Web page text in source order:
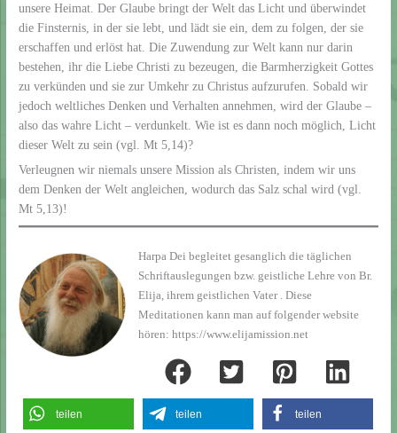
unsere Heimat. Der Glaube bringt der Welt das Licht und überwindet
die Finsternis, in der sie lebt, und lädt sie ein, dem zu folgen, der sie
erschaffen und erlöst hat. Die Zuwendung zur Welt kann nur darin
bestehen, ihr die Liebe Christi zu bezeugen, die Barmherzigkeit Gottes
zu verkünden und sie zur Umkehr zu Christus aufzurufen. Sobald wir
jedoch weltliches Denken und Verhalten annehmen, wird der Glaube –
also das wahre Licht – verdunkelt. Wie ist es dann noch möglich, Licht
dieser Welt zu sein (vgl. Mt 5,14)?
Verleugnen wir niemals unsere Mission als Christen, indem wir uns
dem Denken der Welt angleichen, wodurch das Salz schal wird (vgl.
Mt 5,13)!
Harpa Dei begleitet gesanglich die täglichen
Schriftauslegungen bzw. geistliche Lehre von Br.
Elija, ihrem geistlichen Vater . Diese
Meditationen kann man auf folgender website
hören: https://www.elijamission.net
teilen teilen teilen